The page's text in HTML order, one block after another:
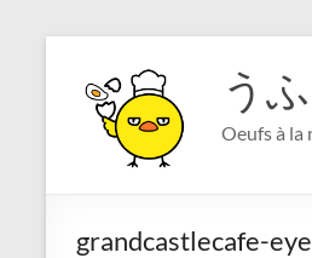
う
Oeufs à la
grandcastlecafe-eye